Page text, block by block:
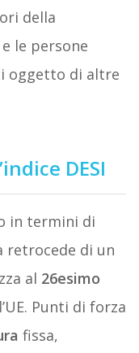
della
e le persone
oggetto di altre
DESI
in termini di
retrocede di un
al 26esimo
Punti di forza
fissa,